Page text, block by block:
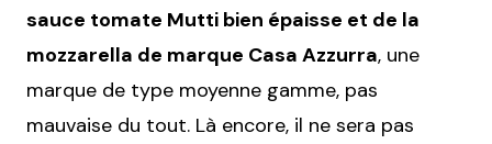
sauce tomate Mutti bien épaisse et de la
mozzarella de marque Casa Azzurra, une
marque de type moyenne gamme, pas
mauvaise du tout. Là encore, il ne sera pas